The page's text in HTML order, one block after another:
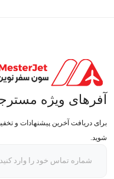
آفرهای ویژه
برای دریافت آخرین پیشنهادات و
شوید.